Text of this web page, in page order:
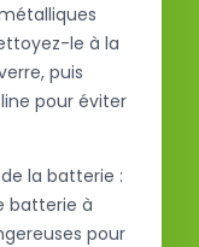
le à la
puis
pour éviter
de la batterie :
batterie à
pour